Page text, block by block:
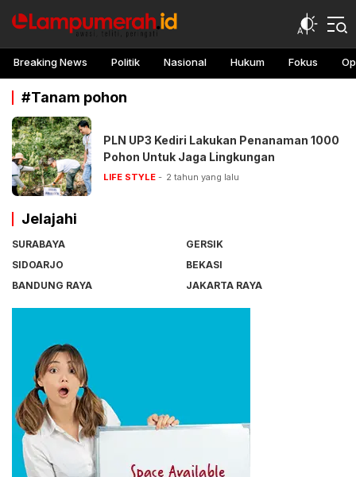
lampu merah
Awasi, teliti, peringati
Breaking News Politik Nasional Hukum Fokus
#Tanam pohon
PLN UP3 Kediri Lakukan Penanaman 1000
Pohon Untuk Jaga Lingkungan
LIFE STYLE 2 tahun yang lalu
Jelajahi
SURABAYA
GERSIK
SIDOARJO
BEKASI
BANDUNG RAYA
JAKARTA RAYA